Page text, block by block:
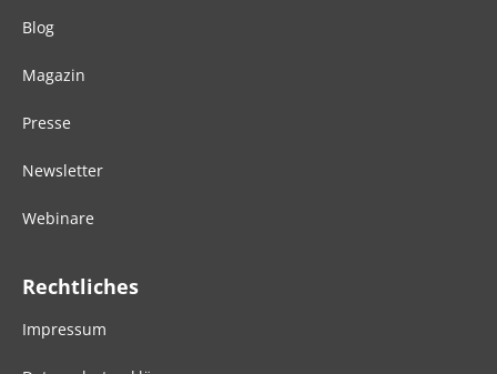
Blog
Magazin
Presse
Newsletter
Webinare
Rechtliches
Impressum